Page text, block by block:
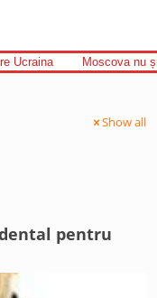
Ucraina Moscova nu
Show all
pentru